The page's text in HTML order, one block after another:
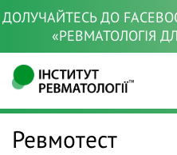
ДОЛУЧАЙТЕСЬ ДО
«РЕВМАТОЛОГІЯ
Ревмотест